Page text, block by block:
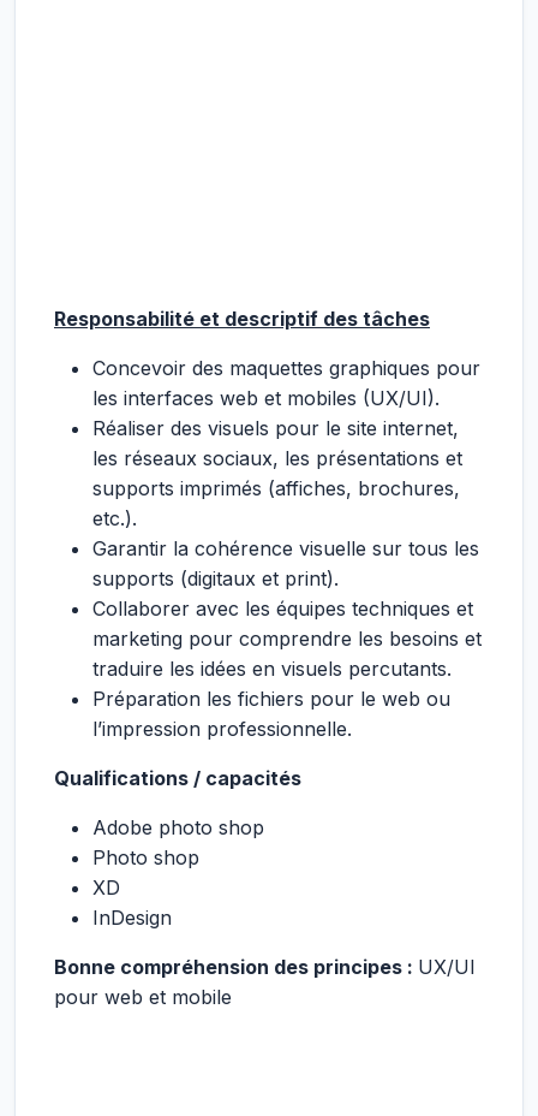
Responsabilité et descriptif des tâches
Concevoir des maquettes graphiques pour
les interfaces web et mobiles (UX/UI).
Réaliser des visuels pour le site internet,
les réseaux sociaux, les présentations et
supports imprimés (affiches, brochures,
etc.).
Garantir la cohérence visuelle sur tous les
supports (digitaux et print).
Collaborer avec les équipes techniques et
marketing pour comprendre les besoins et
traduire les idées en visuels percutants.
Préparation les fichiers pour le web ou
l’impression professionnelle.
Qualifications / capacités
Adobe photo shop
Photo shop
XD
InDesign
Bonne compréhension des principes : UX/UI
pour web et mobile